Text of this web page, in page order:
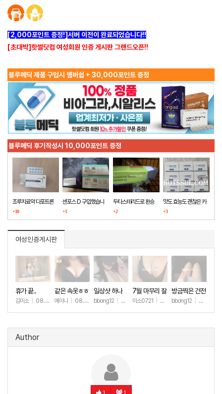
[2,000포인트 증정!]서버 이전이 완료되었습니다!!
[초대박]핫썰닷컴 여성회원 인증 게시판 그랜드오픈!!
블루메딕 제품 구입시 멤버쉽 + 30,000포인트 증정
블루메딕 후기작성시 10,000포인트 증정
조루치료약 다포트론
구매했습니다
+10
센포스 D 구입했습니
다
+1
두타스테리드로 환승
+2
맛도 효능도 괜찮은 카
마그라
+3
여성인증게시판
휴가 끝..
김미소 08.07 +88
같은 속옷ㅎㅎ
예이니 08.04 +66
일상샷 하나
bbong12 07.31+89
7월 마무리 잘
하세요🫶
미소0721 07.31+257
방금찍은 건전
한 일상샷
bbong12 07.28
Author
1 1